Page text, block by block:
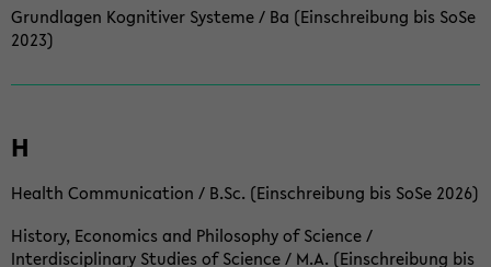
Grundlagen Kognitiver Systeme / Ba (Einschreibung bis SoSe
2023)
H
Health Communication / B.Sc. (Einschreibung bis SoSe 2026)
History, Economics and Philosophy of Science /
Interdisciplinary Studies of Science / M.A. (Einschreibung bis